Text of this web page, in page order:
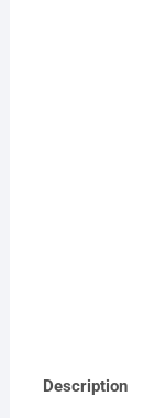
Description